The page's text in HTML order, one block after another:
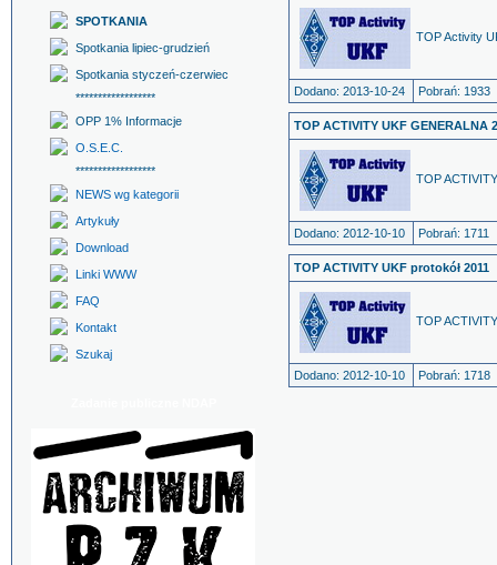
SPOTKANIA
Spotkania lipiec-grudzień
Spotkania styczeń-czerwiec
******************
OPP 1% Informacje
O.S.E.C.
******************
NEWS wg kategorii
Artykuły
Download
Linki WWW
FAQ
Kontakt
Szukaj
TOP Activity
Dodano: 2013-10-24 Pobrań: 1933
TOP ACTIVITY UKF GENERALNA
TOP
Dodano: 2012-10-10 Pobrań: 1711
TOP ACTIVITY UKF protokół 2011
TOP
Dodano: 2012-10-10 Pobrań: 1718